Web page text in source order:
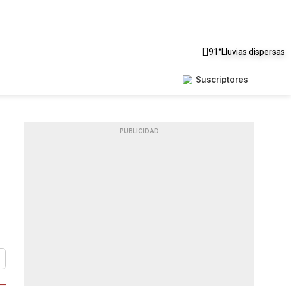
91°Lluvias dispersas
Suscriptores
PUBLICIDAD